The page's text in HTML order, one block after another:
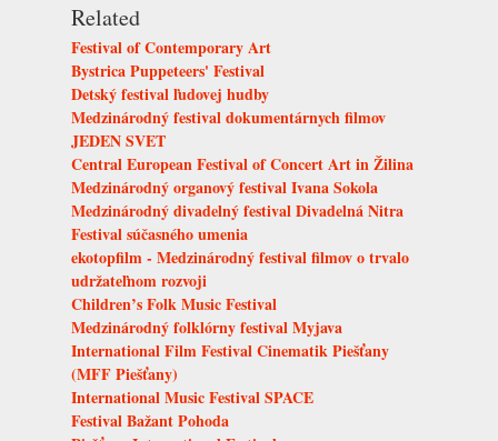
Related
Festival of Contemporary Art
Bystrica Puppeteers' Festival
Detský festival ľudovej hudby
Medzinárodný festival dokumentárnych filmov
JEDEN SVET
Central European Festival of Concert Art in Žilina
Medzinárodný organový festival Ivana Sokola
Medzinárodný divadelný festival Divadelná Nitra
Festival súčasného umenia
ekotopfilm - Medzinárodný festival filmov o trvalo
udržateľnom rozvoji
Children’s Folk Music Festival
Medzinárodný folklórny festival Myjava
International Film Festival Cinematik Piešťany
(MFF Piešťany)
International Music Festival SPACE
Festival Bažant Pohoda